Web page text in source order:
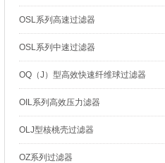
OSL系列高速过滤器
OSL系列中速过滤器
OQ（J）型高效快速纤维球过滤器
OIL系列高效压力滤器
OLJ型核桃壳过滤器
OZ系列过滤器